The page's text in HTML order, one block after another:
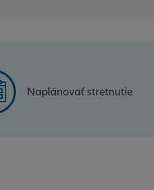
Naplánovať stretnutie